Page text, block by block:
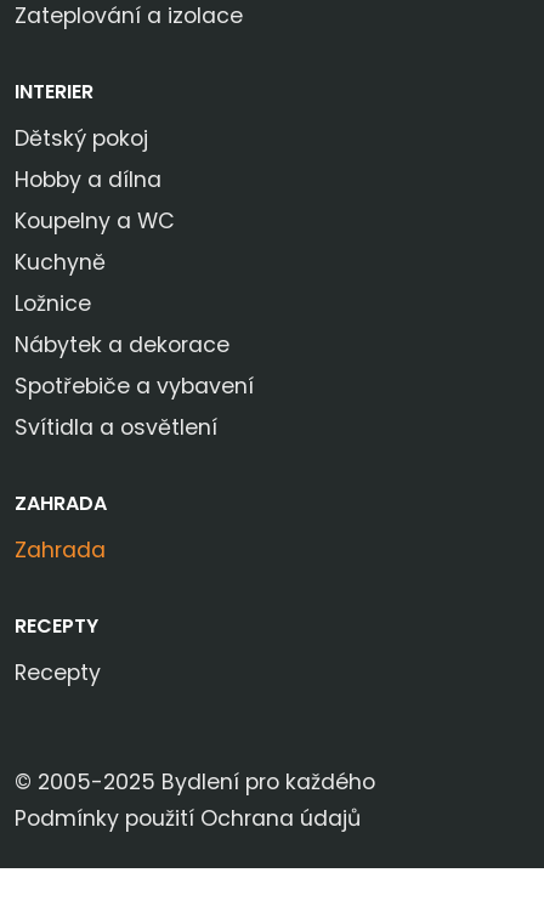
Zateplování a izolace
INTERIER
Dětský pokoj
Hobby a dílna
Koupelny a WC
Kuchyně
Ložnice
Nábytek a dekorace
Spotřebiče a vybavení
Svítidla a osvětlení
ZAHRADA
Zahrada
RECEPTY
Recepty
© 2005-2025 Bydlení pro každého
Podmínky použití Ochrana údajů